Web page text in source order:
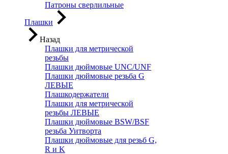
Патроны сверлильные
Плашки
Назад
Плашки для метрической
резьбы
Плашки дюймовые UNC/UNF
Плашки дюймовые резьба G
ЛЕВЫЕ
Плашкодержатели
Плашки для метрической
резьбы ЛЕВЫЕ
Плашки дюймовые BSW/BSF
резьба Уитворта
Плашки дюймовые для резьб G,
R и K